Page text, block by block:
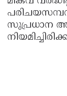
സുപ്രധാന